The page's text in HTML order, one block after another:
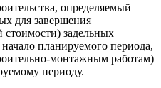
определяемый
для завершения
стоимости) задельных
планируемого периода,
монтажным работам)
периоду.